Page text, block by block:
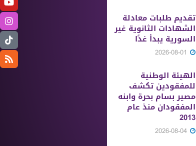
تقديم طلبات معادلة
الشهادات الثانوية ‏غير
السورية يبدأ غدًا
الهيئة الوطنية
للمفقودين تكشف
مصير بسام بحرة وابنه
المفقودان منذ عام
2013